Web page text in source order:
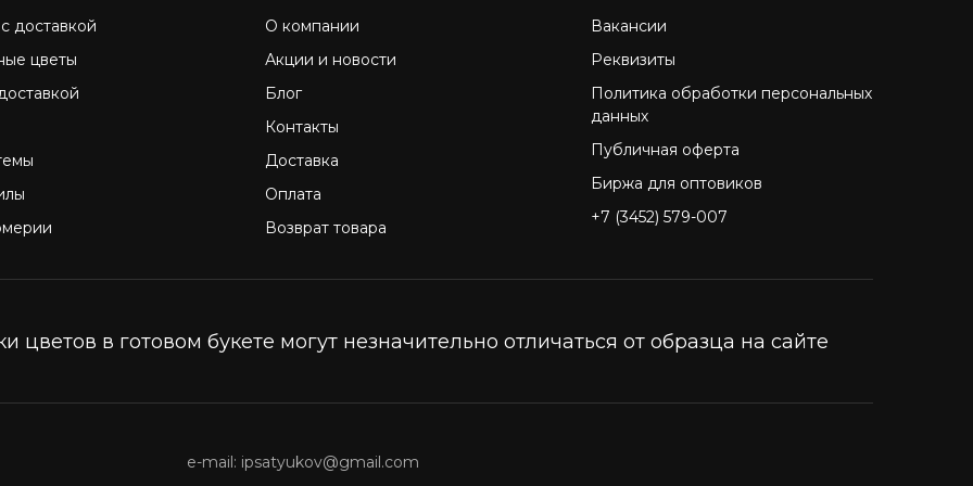
доставкой
цветы
О компании
Акции и новости
Блог
Контакты
Доставка
Оплата
Возврат товара
Вакансии
Реквизиты
Политика обработки персональных
данных
Публичная оферта
Биржа для оптовиков
+7 (3452) 579-007
в готовом букете могут незначительно отличаться от образца на сайте
e-mail: ipsatyukov@gmail.com